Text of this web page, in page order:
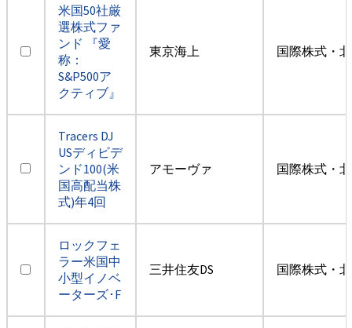
米国50社厳
選株式ファ
ンド 『愛
称：
S&P500ア
クティブ』
東京海上 国際株式・
Tracers DJ
USディビデ
ンド100(米
国高配当株
式)年4回
アモーヴァ 国際株式・
ロックフェ
ラー米国中
小型イノベ
ーターズ･F
三井住友DS 国際株式・